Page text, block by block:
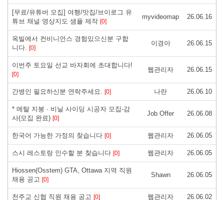
[무료/유튜버 모집] 여행/맛집/브이로그 유
튜브 채널 영상지도 샘플 제작 [0]
myvideomap 26.06.16
옥빌에서 컨비니언스 경험있으신분 구합
니다. [0]
이경아 26.06.15
이번주 토요일 선교 바자회에 초대합니다!
[0]
웹관리자 26.06.15
간병인 필요하신분 연락주세요. [0] 나란 26.06.10
* 메탈 지붕 · 비닐 사이딩 시공자 모집-감
사(모집 완료) [0]
Job Offer 26.06.08
한국어 가능한 가정의 찾습니다 [0] 웹관리자 26.06.05
스시 레스토랑 인수할 분 찾습니다 [0] 웹관리자 26.06.05
Hiossen(Osstem) GTA, Ottawa 지역 직원
채용 공고 [0]
Shawn 26.06.05
천주교 신협 직원 채용 공고 [0] 웹관리자 26.06.02